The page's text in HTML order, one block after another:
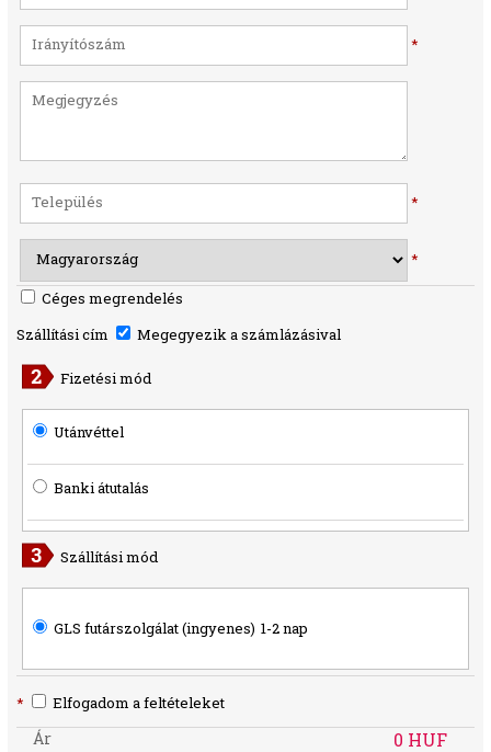
*
*
*
Céges megrendelés
Szállítási cím
Megegyezik a számlázásival
Fizetési mód
Utánvéttel
Banki átutalás
Szállítási mód
GLS futárszolgálat (ingyenes) 1-2 nap
* Elfogadom a feltételeket
Ár 0 HUF